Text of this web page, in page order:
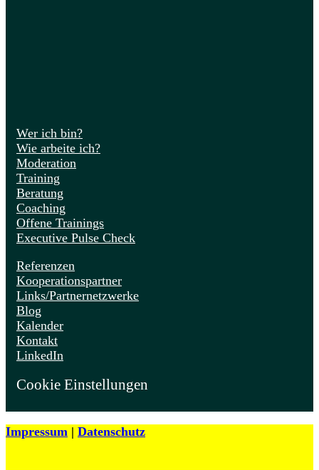
Wer ich bin?
Wie arbeite ich?
Moderation
Training
Beratung
Coaching
Offene Trainings
Executive Pulse Check
Referenzen
Kooperationspartner
Links/Partnernetzwerke
Blog
Kalender
Kontakt
LinkedIn
Cookie Einstellungen
Impressum | Datenschutz